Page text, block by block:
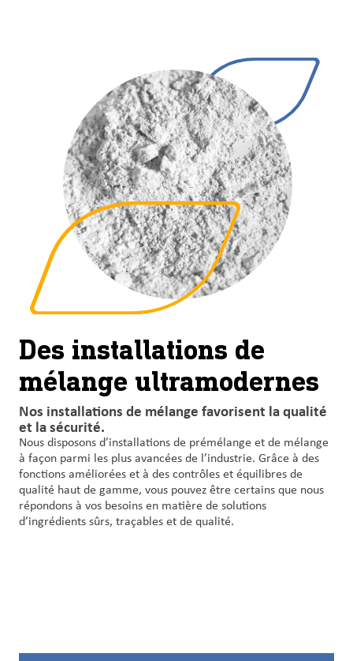
Des installations de
mélange ultramodernes
Nos installations de mélange favorisent la qualité
et la sécurité.
Nous disposons d’installations de prémélange et de mélange
à façon parmi les plus avancées de l’industrie. Grâce à des
fonctions améliorées et à des contrôles et équilibres de
qualité haut de gamme, vous pouvez être certains que nous
répondons à vos besoins en matière de solutions
d’ingrédients sûrs, traçables et de qualité.